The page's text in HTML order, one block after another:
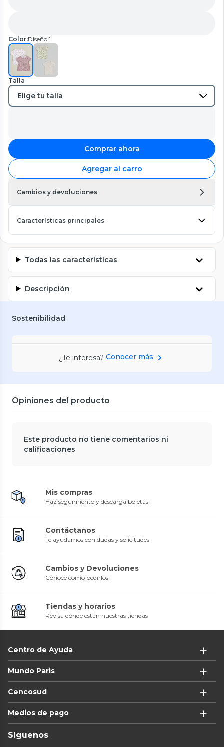
Color:Diseño 1
Talla
Comprar ahora
Agregar al carro
Cambios y devoluciones
Características principales
Todas las características
Descripción
Sostenibilidad
¿Te interesa? Conocer más
Opiniones del producto
Este producto no tiene comentarios ni
calificaciones
Mis compras
Haz seguimiento y descarga boletas
Contáctanos
Te ayudamos con dudas y solicitudes
Cambios y Devoluciones
Conoce cómo pedirlos
Tiendas y horarios
Revisa dónde están nuestras tiendas
Centro de Ayuda
Mundo Paris
Cencosud
Medios de pago
Síguenos